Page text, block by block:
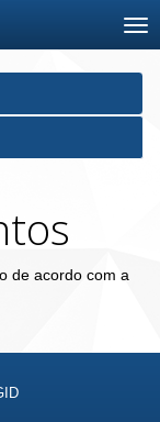
de acordo com a